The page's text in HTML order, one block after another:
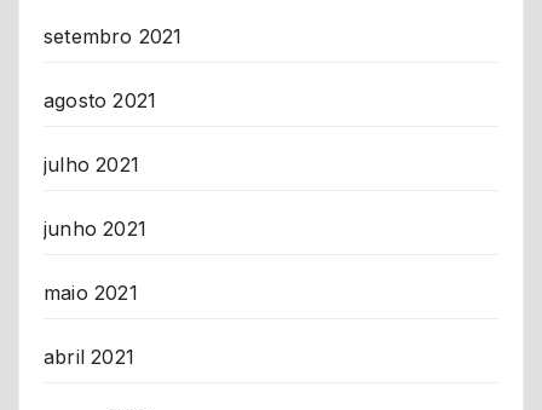
setembro 2021
agosto 2021
julho 2021
junho 2021
maio 2021
abril 2021